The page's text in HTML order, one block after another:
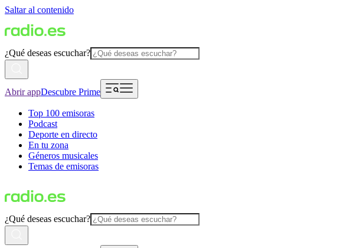
Saltar al contenido
¿Qué deseas escuchar?
Abrir appDescubre Prime
Top 100 emisoras
Podcast
Deporte en directo
En tu zona
Géneros musicales
Temas de emisoras
¿Qué deseas escuchar?